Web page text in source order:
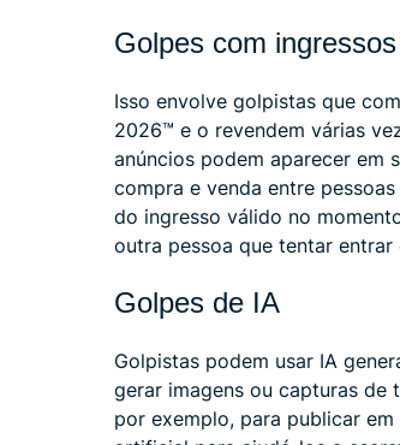
Golpes com
Isso envolve golpistas que
2026™ e o revendem várias
anúncios podem aparecer em
compra e venda entre
do ingresso válido no
outra pessoa que tentar
Golpes de IA
Golpistas podem usar IA
gerar imagens ou capturas de
por exemplo, para publicar